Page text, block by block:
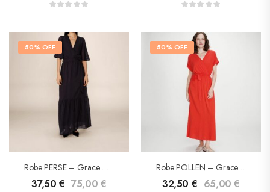
50% OFF
Robe PERSE – Grace & Mila
37,50€ 75,00€
50% OFF
Robe POLLEN – Grace&Mila
32,50 € 65,00€